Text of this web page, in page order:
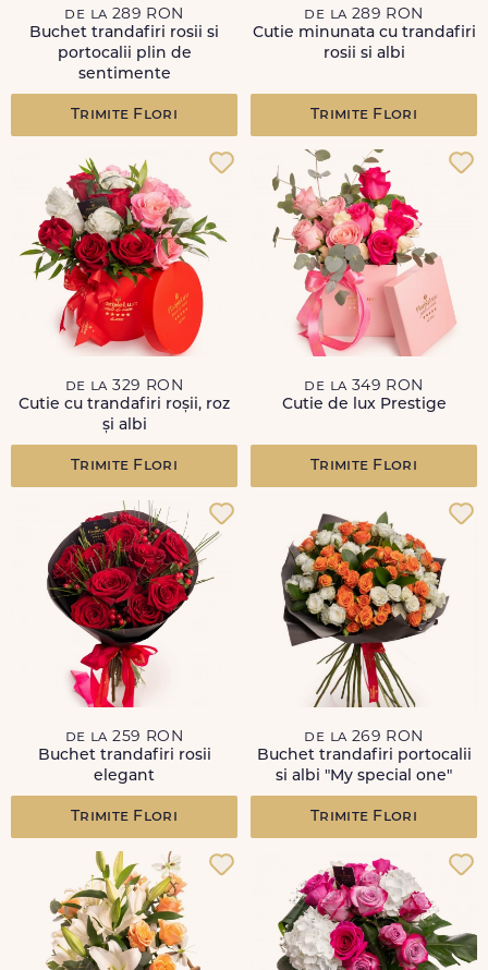
de la 289 RON
Buchet trandafiri rosii si
portocalii plin de
sentimente
Trimite Flori
de la 289 RON
Cutie minunata cu trandafiri
rosii si albi
Trimite Flori
de la 329 RON
Cutie cu trandafiri roșii, roz
și albi
Trimite Flori
de la 349 RON
Cutie de lux Prestige
Trimite Flori
de la 259 RON
Buchet trandafiri rosii
elegant
Trimite Flori
de la 269 RON
Buchet trandafiri portocalii
si albi "My special one"
Trimite Flori